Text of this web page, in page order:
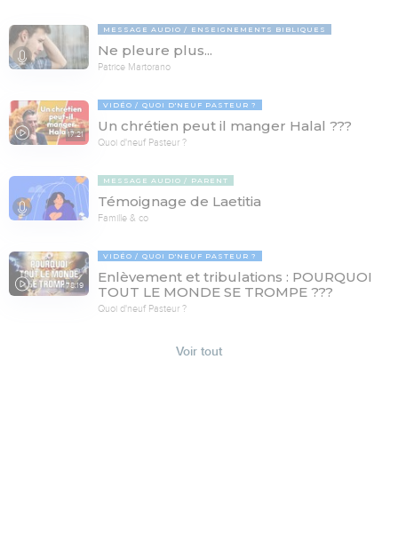
MESSAGE AUDIO ENSEIGNEMENTS BIBLIQUES
Ne pleure plus...
Patrice Martorano
17:21
VIDÉO QUOI D'NEUF PASTEUR ?
Un chrétien peut il manger Halal ???
Quoi d'neuf Pasteur ?
MESSAGE AUDIO PARENT
Témoignage de Laetitia
Famille & co
78:19
VIDÉO QUOI D'NEUF PASTEUR ?
Enlèvement et tribulations : POURQUOI
TOUT LE MONDE SE TROMPE ???
Quoi d'neuf Pasteur ?
Voir tout